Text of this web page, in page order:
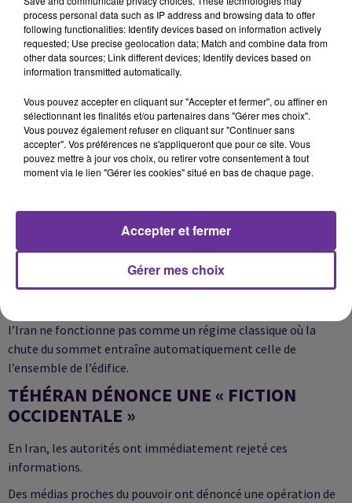
installer rapidement des figures de transition capables
d’occuper le vide politique.
Certaines hypothèses misaient également sur des
ainsi que sur une guerre informationnelle destinée à accélérer
les fractures internes.
Mais le cœur du pari reposait sur une conviction : le régime
iranien était plus fragile qu’il n’en donnait l’impression.
Malgré les frappes, les structures de commandement ont
survécu. Les Gardiens de la Révolution ont rapidement
réorganisé les centres de décision et l’État iranien n’a pas
connu l’effondrement espéré.
l’Iran ne fonctionne pas comme un régime classique où la
chute du sommet entraîne automatiquement celle de
l’ensemble de l’édifice.
TÉHÉRAN DÉNONCE UNE « FICTION
OCCIDENTALE »
En Iran, les autorités ont immédiatement rejeté ces
informations.
Des médias proches du pouvoir ont dénoncé une opération de
process personal data such as IP address and browsing data to offer
following functionalities: Identify devices based on information actively
requested; Use precise geolocation data; Match and combine data from
other data sources; Link different devices; Identify devices based on
information transmitted automatically.
Vous pouvez accepter en cliquant sur "Accepter et fermer", ou affiner en
sélectionnant les finalités et/ou partenaires dans "Gérer mes choix".
Vous pouvez également refuser en cliquant sur "Continuer sans
accepter". Vos préférences ne s'appliqueront que pour ce site. Vous
pouvez mettre à jour vos choix, ou retirer votre consentement à tout
moment via le lien "Gérer les cookies" situé en bas de chaque page.
Gérer mes choix
Accepter et fermer